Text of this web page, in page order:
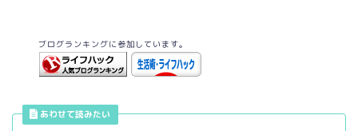
ブログランキングに参加しています。